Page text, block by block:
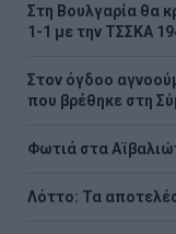
Στη Βουλγαρία θα
1-1 με την ΤΣΣΚΑ
Στον όγδοο
που βρέθηκε στη
Φωτιά στα
Λόττο: Τα